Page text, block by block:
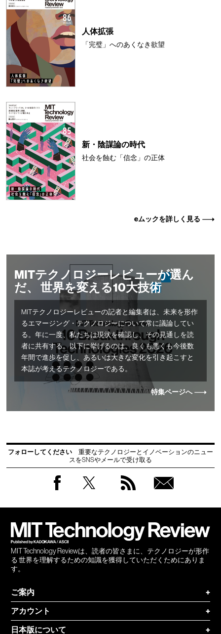
人体拡張
「完璧」へのあくなき欲望
新・陰謀論の時代
社会を蝕む「信念」の正体
eムックを詳しく見る
MITテクノロジーレビューが選ん
だ、 世界を変える10大技術
MITテクノロジーレビューの記者と編集者は、未来を形作
るエマージング・テクノロジーについて常に議論してい
る。年に一度、私たちは現状を確認し、その見通しを読
者に共有する。以下に挙げるのは、良くも悪くも今後数
年間で進歩を促し、あるいは大きな変化を引き起こすと
本誌が考えるテクノロジーである。
特集ページへ
フォローしてください
重要なテクノロジーとイノベーションのニュー
スをSNSやメールで受け取る
MIT Technology Reviewは、読者の皆さまに、テクノロジーが形作
る 世界を理解するための知識を獲得していただくためにありま
す。
ご案内
+
アカウント
+
日本版について
+